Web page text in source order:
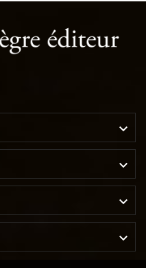



